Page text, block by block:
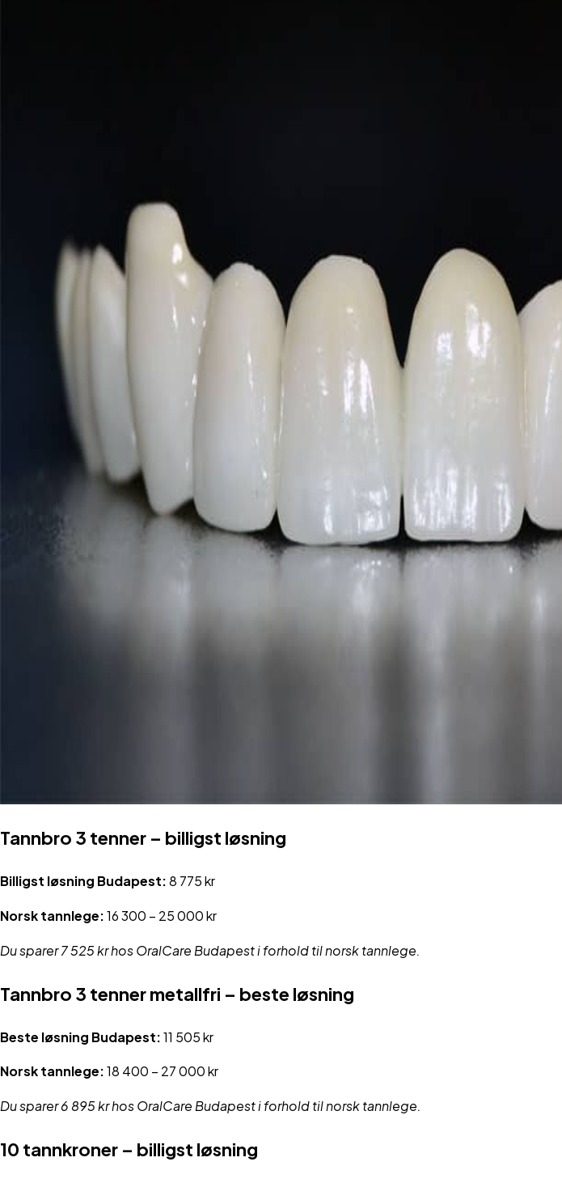
Tannbro 3 tenner – billigst løsning
Billigst løsning Budapest:8 775 kr
Norsk tannlege:16 300 – 25 000 kr
Du sparer 7 525 kr hos OralCare Budapest i forhold til norsk tannlege.
Tannbro 3 tenner metallfri – beste løsning
Beste løsning Budapest:11 505 kr
Norsk tannlege:18 400 – 27 000 kr
Du sparer 6 895 kr hos OralCare Budapest i forhold til norsk tannlege.
10 tannkroner – billigst løsning